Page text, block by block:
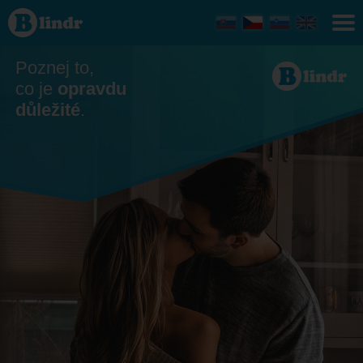
Seznamka
- Ona
hledá
krajPoznej to,
co je opravdu
důležité.